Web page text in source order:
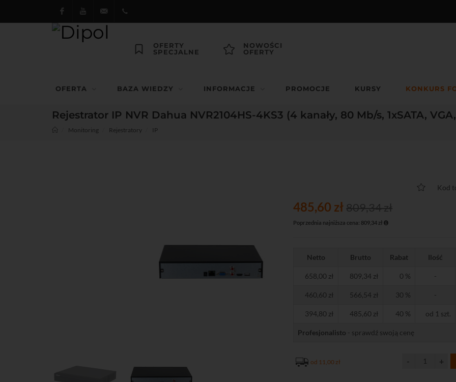
FacebookYoutubedipol@dipol.com.pl
OFERTY
SPECJALNE
NOWOŚCI
OFERTY
OFERTA BAZA WIEDZY INFORMACJE PROMOCJE KURSY KONKURS
Rejestrator IP NVR Dahua NVR2104HS-4KS3 (4 kanały, 80 Mb/s, 1xSATA,
Monitoring Rejestratory IP
Kod
485,60 zł 809,34 zł
Poprzednia najniższa cena: 809,34 zł
Netto Brutto Rabat Ilość
658,00 zł 809,34 zł 0 % -
460,60 zł 566,54 zł 30 % -
394,80 zł 485,60 zł 40 % od 1 szt.
Profesjonalisto - sprawdź swoją cenę
od 11,00 zł